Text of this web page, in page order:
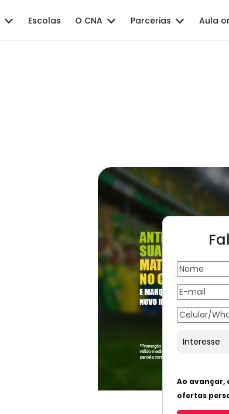
Escolas O CNA Parcerias Aula